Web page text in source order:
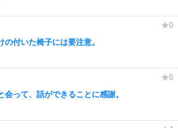
の付いた椅子には要注意。
会って、話ができることに感謝。